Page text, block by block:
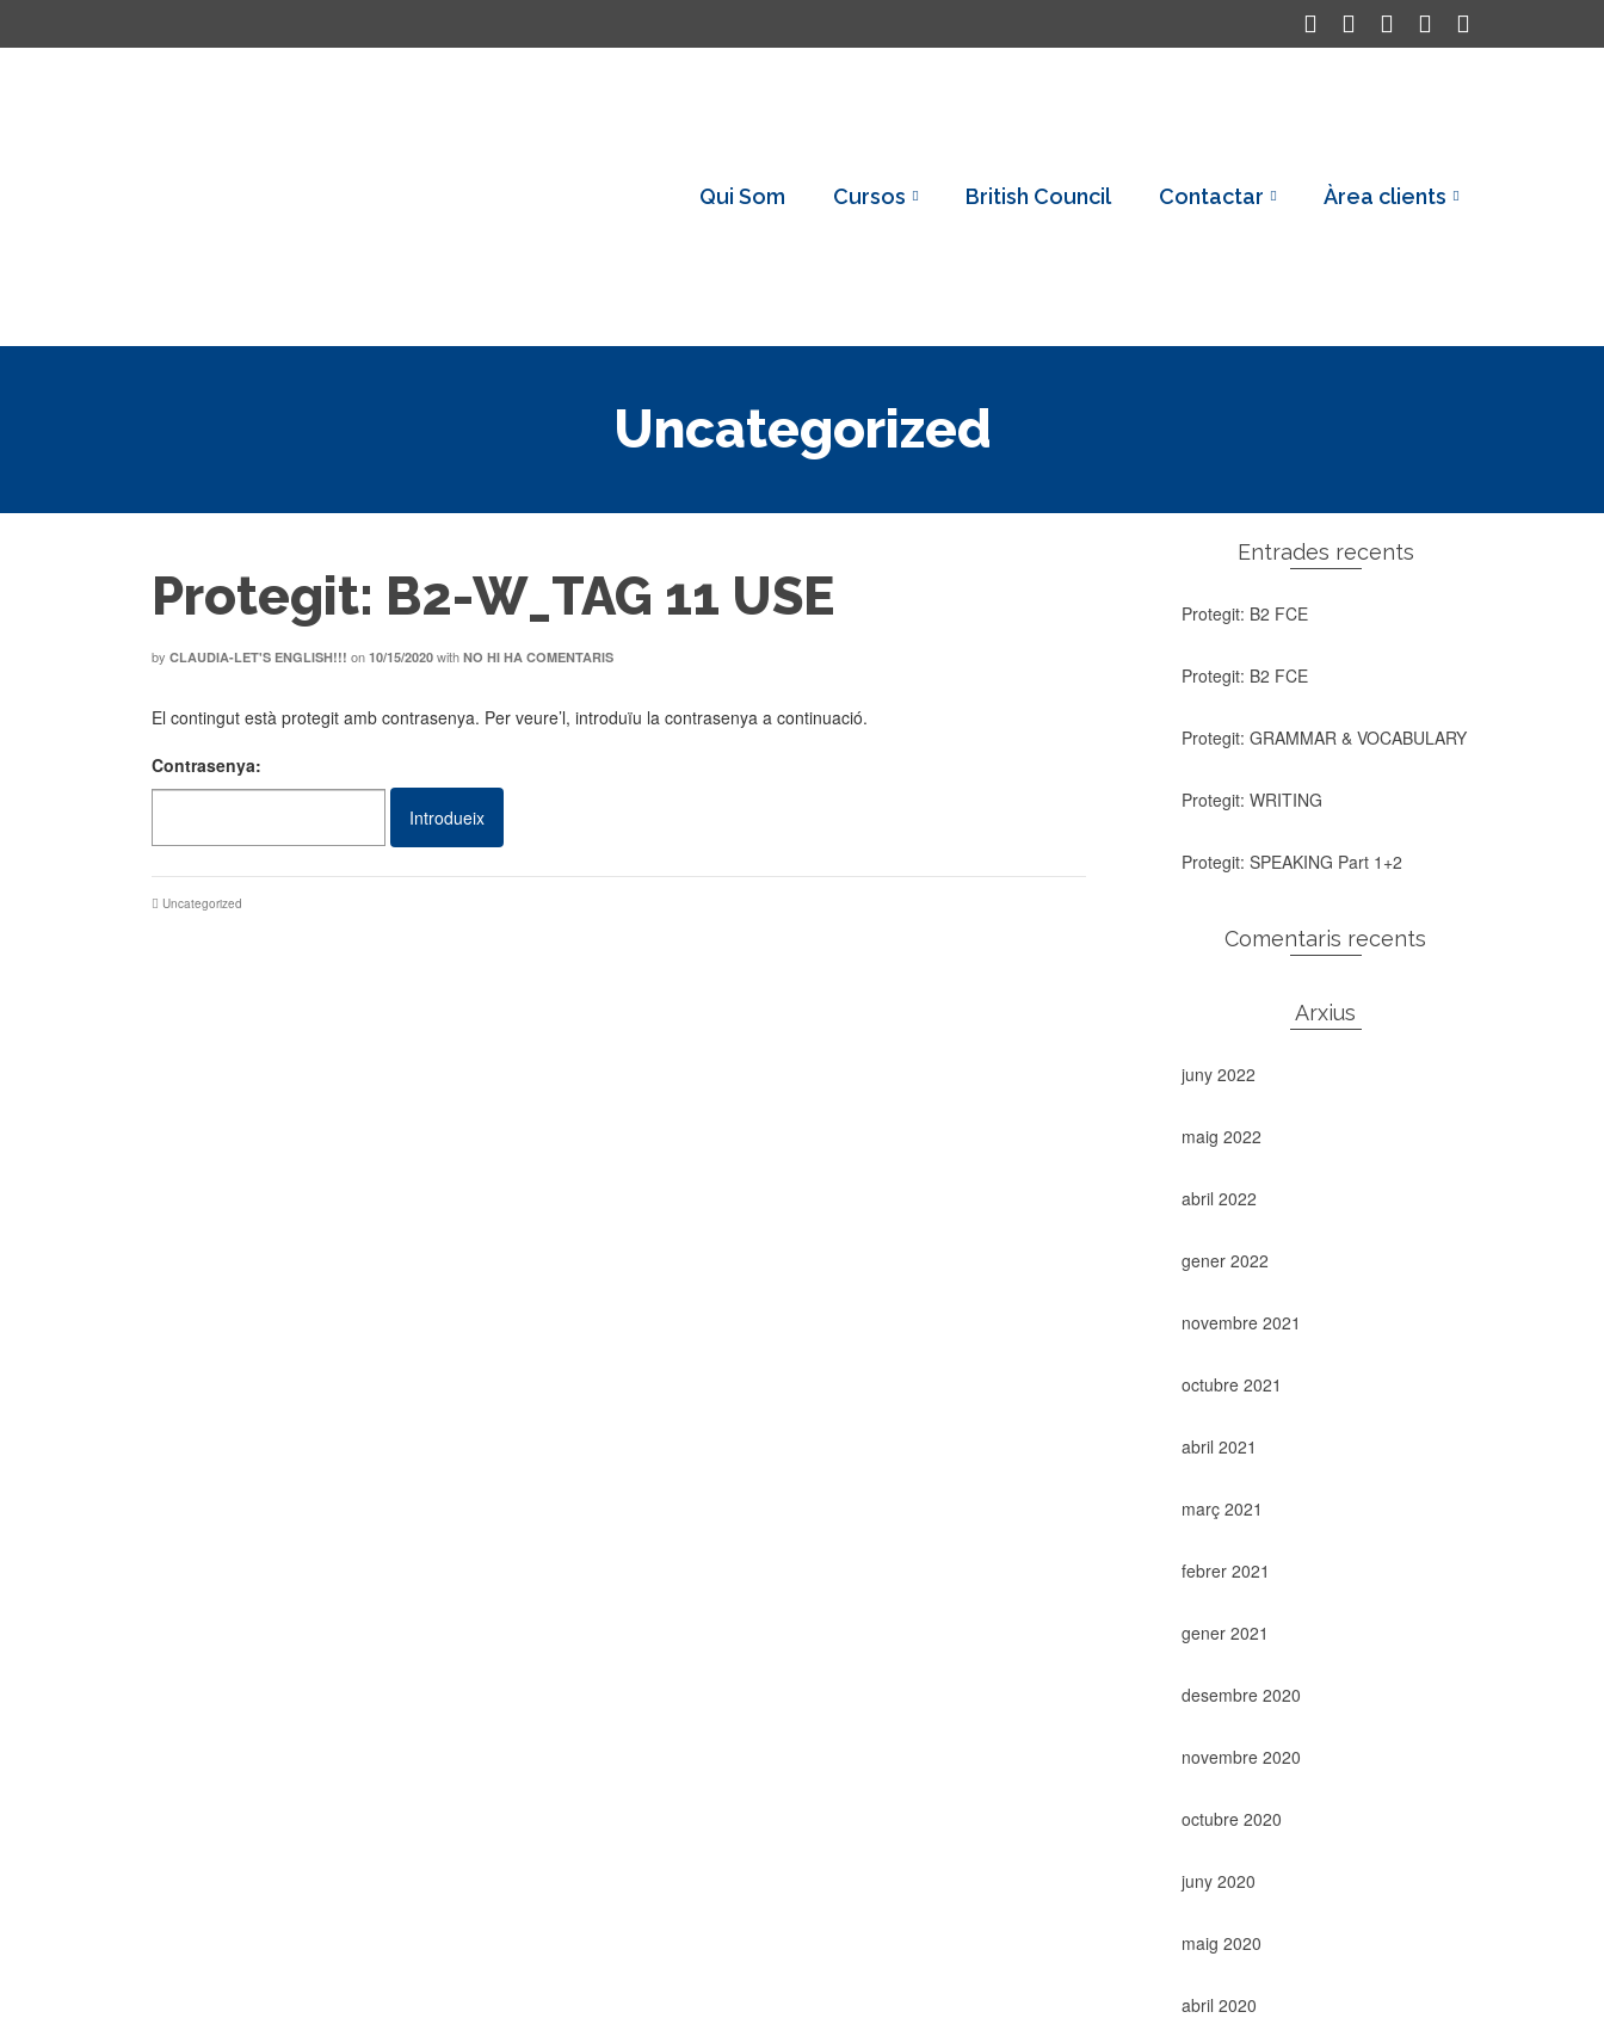
Qui Som Cursos British Council Contactar Àrea clients
Uncategorized
Protegit: B2-W_TAG 11 USE
by CLAUDIA-LET'S ENGLISH!!! on 10/15/2020 with NO HI HA COMENTARIS
El contingut està protegit amb contrasenya. Per veure’l, introduïu la contrasenya a continuació.
Contrasenya:
Uncategorized
Entrades recents
Protegit: B2 FCE
Protegit: B2 FCE
Protegit: GRAMMAR & VOCABULARY
Protegit: WRITING
Protegit: SPEAKING Part 1+2
Comentaris recents
Arxius
juny 2022
maig 2022
abril 2022
gener 2022
novembre 2021
octubre 2021
abril 2021
març 2021
febrer 2021
gener 2021
desembre 2020
novembre 2020
octubre 2020
juny 2020
maig 2020
abril 2020